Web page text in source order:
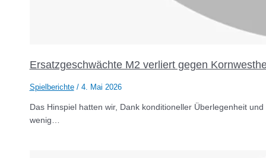
Ersatzgeschwächte M2 verliert gegen
Spielberichte/ 4. Mai 2026
Das Hinspiel hatten wir, Dank konditioneller Überlegenheit
wenig…